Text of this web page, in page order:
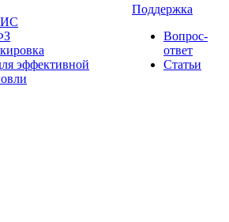
эффективной
Поддержка
Вопрос-
ответ
Статьи